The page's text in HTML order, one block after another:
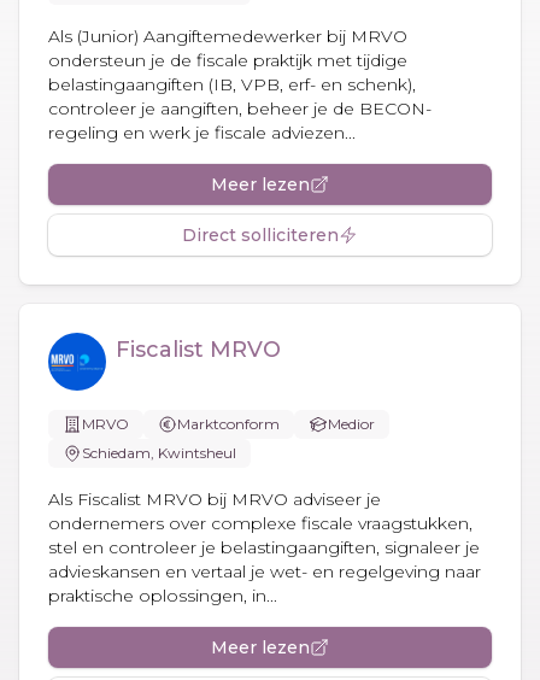
Als (Junior) Aangiftemedewerker bij MRVO
ondersteun je de fiscale praktijk met tijdige
belastingaangiften (IB, VPB, erf- en schenk),
controleer je aangiften, beheer je de BECON-
regeling en werk je fiscale adviezen...
Meer lezen
Direct solliciteren
Fiscalist MRVO
MRVO Marktconform
Medior
Schiedam, Kwintsheul
Als Fiscalist MRVO bij MRVO adviseer je
ondernemers over complexe fiscale vraagstukken,
stel en controleer je belastingaangiften, signaleer je
advieskansen en vertaal je wet- en regelgeving naar
praktische oplossingen, in...
Meer lezen